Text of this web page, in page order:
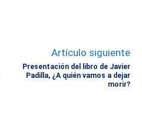
Artículo siguiente
Presentación del libro de Javier
Padilla, ¿A quién vamos a dejar
morir?